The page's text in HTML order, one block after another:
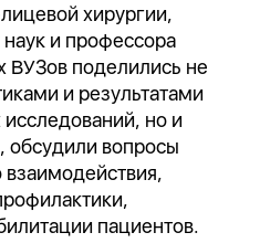
хирургии,
и профессора
поделились не
и результатами
но и
обсудили вопросы
пациентов.